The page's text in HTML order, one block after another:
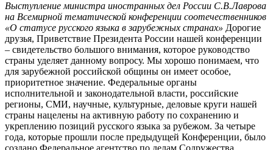
Выступление министра иностранных дел России С.В.Лаврова
на Всемирной тематической конференции соотечественников
«О статусе русского языка в зарубежных странах» Дорогие
друзья, Приветствие Президента России нашей конференции
– свидетельство большого внимания, которое руководство
страны уделяет данному вопросу. Мы хорошо понимаем, что
для зарубежной российской общины он имеет особое,
приоритетное значение. Федеральные органы
исполнительной и законодательной власти, российские
регионы, СМИ, научные, культурные, деловые круги нашей
страны нацелены на активную работу по сохранению и
укреплению позиций русского языка за рубежом. За четыре
года, которые прошли после предыдущей Конференции, было
создано Федеральное агентство по делам Содружества